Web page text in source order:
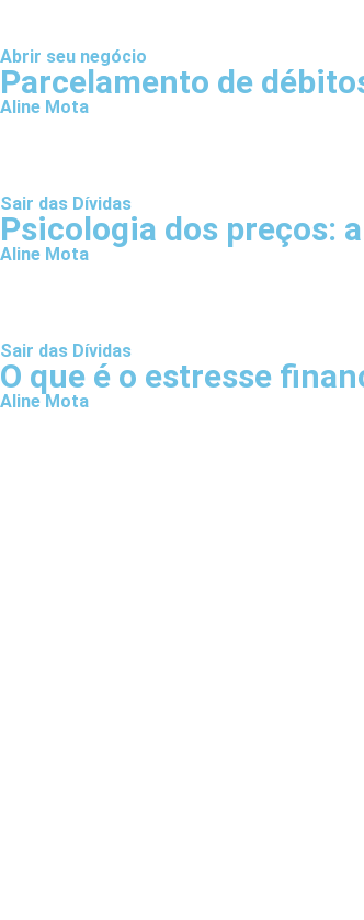
Abrir seu negócio
Parcelamento de
Aline Mota
Sair das Dívidas
Psicologia dos preços:
Aline Mota
Sair das Dívidas
O que é o estresse
Aline Mota